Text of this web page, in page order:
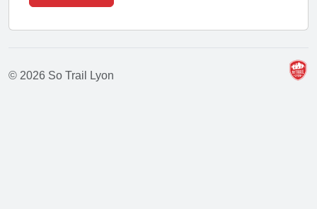
© 2026 So Trail Lyon